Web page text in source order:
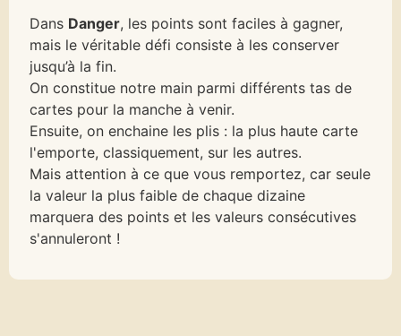
Dans Danger, les points sont faciles à gagner,
mais le véritable défi consiste à les conserver
jusqu’à la fin.
On constitue notre main parmi différents tas de
cartes pour la manche à venir.
Ensuite, on enchaine les plis : la plus haute carte
l'emporte, classiquement, sur les autres.
Mais attention à ce que vous remportez, car seule
la valeur la plus faible de chaque dizaine
marquera des points et les valeurs consécutives
s'annuleront !